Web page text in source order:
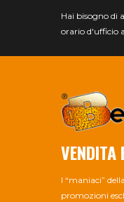
Hai bisogno di
orario d'ufficio
VENDITA
I “maniaci”
promozioni